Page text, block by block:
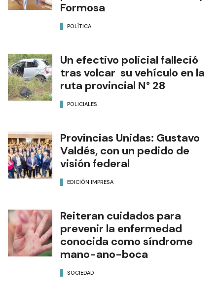
Formosa
POLÍTICA
Un efectivo policial falleció
tras volcar su vehículo en la
ruta provincial N° 28
POLICIALES
Provincias Unidas: Gustavo
Valdés, con un pedido de
visión federal
EDICIÓN IMPRESA
Reiteran cuidados para
prevenir la enfermedad
conocida como síndrome
mano-ano-boca
SOCIEDAD